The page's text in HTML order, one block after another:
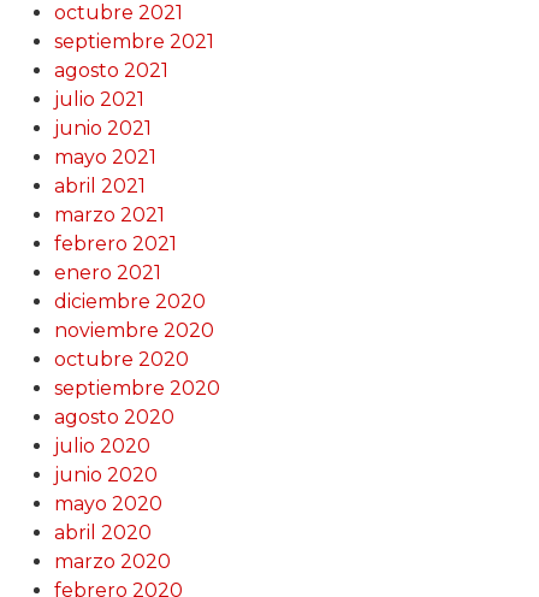
octubre 2021
septiembre 2021
agosto 2021
julio 2021
junio 2021
mayo 2021
abril 2021
marzo 2021
febrero 2021
enero 2021
diciembre 2020
noviembre 2020
octubre 2020
septiembre 2020
agosto 2020
julio 2020
junio 2020
mayo 2020
abril 2020
marzo 2020
febrero 2020